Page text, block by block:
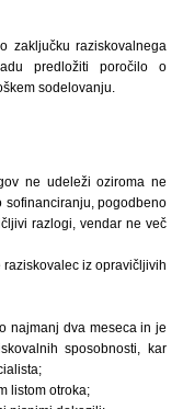
zaključku raziskovalnega
predložiti poročilo o
sodelovanju.
ne udeleži oziroma ne
sofinanciranju, pogodbeno
razlogi, vendar ne več
iz opravičljivih
najmanj dva meseca in je
sposobnosti, kar
listom otroka;